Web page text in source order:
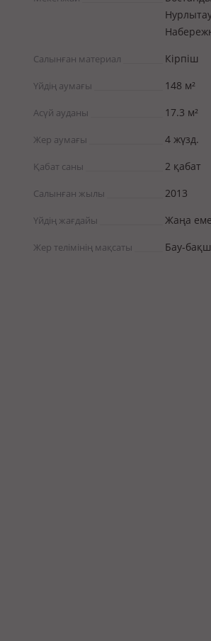
Салынған материал Кірпіш
Үйдің аумағы 148 м²
Асүй ауданы 17.3 м²
Жер аумағы 4 жүзд.
Қабат саны 2 қабат
Салынған жылы 2013
Үйдің жағдайы Жаңа
Жер телімінің мақсаты Бау-